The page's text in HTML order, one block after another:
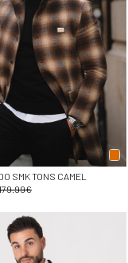
SMK TONS CAMEL